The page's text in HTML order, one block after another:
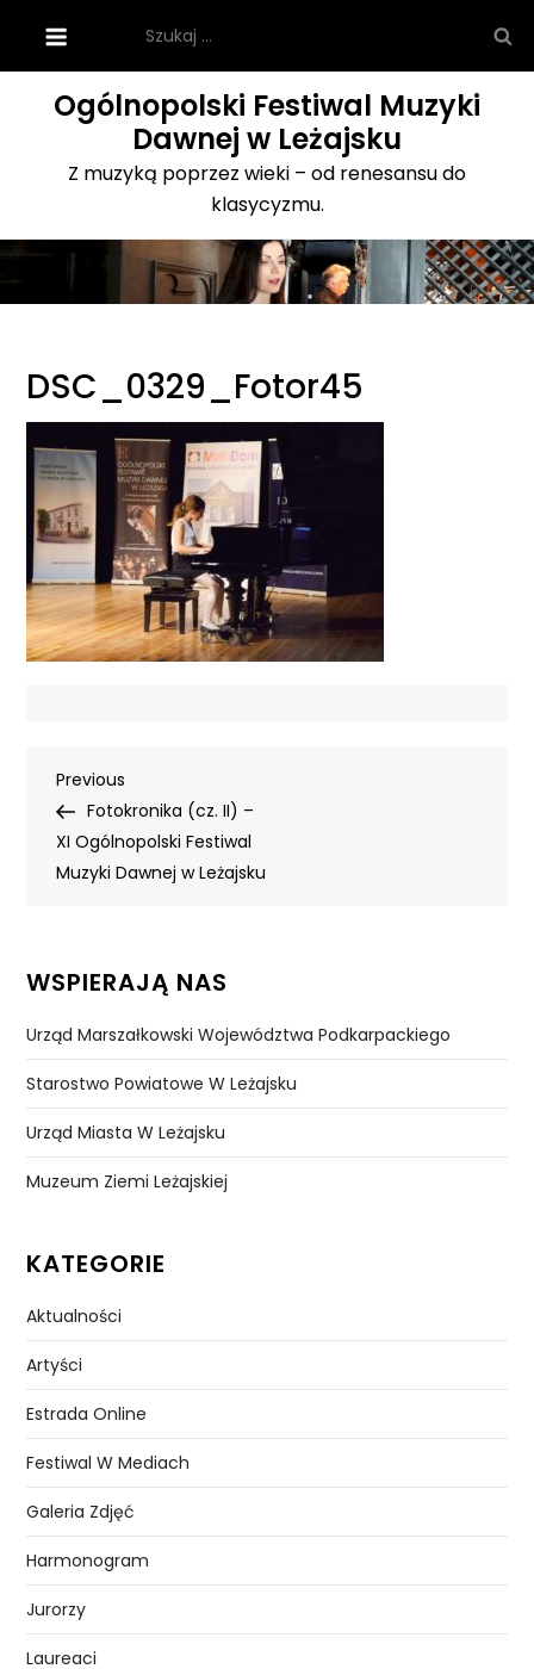
content
Ogólnopolski Festiwal Muzyki
Dawnej w Leżajsku
Z muzyką poprzez wieki – od renesansu do
klasycyzmu.
DSC_0329_Fotor45
Nawigacja
wpisu
Previous
Post
Previous
Fotokronika (cz. II) –
XI Ogólnopolski Festiwal
Muzyki Dawnej w Leżajsku
WSPIERAJĄ NAS
Urząd Marszałkowski Województwa Podkarpackiego
Starostwo Powiatowe W Leżajsku
Urząd Miasta W Leżajsku
Muzeum Ziemi Leżajskiej
KATEGORIE
Aktualności
Artyści
Estrada Online
Festiwal W Mediach
Galeria Zdjęć
Harmonogram
Jurorzy
Laureaci